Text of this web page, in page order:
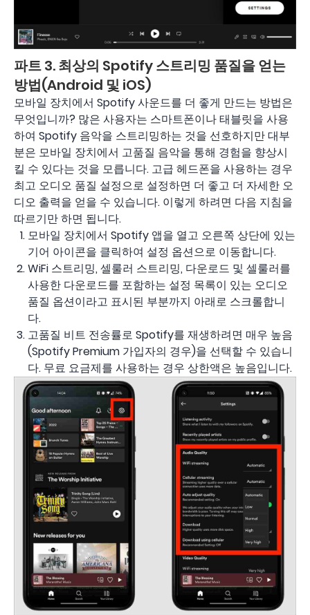
파트 3. 최상의 Spotify 스트리밍 품질을 얻는
방법(Android 및 iOS)
모바일 장치에서 Spotify 사운드를 더 좋게 만드는 방법은
무엇입니까? 많은 사용자는 스마트폰이나 태블릿을 사용
하여 Spotify 음악을 스트리밍하는 것을 선호하지만 대부
분은 모바일 장치에서 고품질 음악을 통해 경험을 향상시
킬 수 있다는 것을 모릅니다. 고급 헤드폰을 사용하는 경우
최고 오디오 품질 설정으로 설정하면 더 좋고 더 자세한 오
디오 출력을 얻을 수 있습니다. 이렇게 하려면 다음 지침을
따르기만 하면 됩니다.
모바일 장치에서 Spotify 앱을 열고 오른쪽 상단에 있는
기어 아이콘을 클릭하여 설정 옵션으로 이동합니다.
WiFi 스트리밍, 셀룰러 스트리밍, 다운로드 및 셀룰러를
사용한 다운로드를 포함하는 설정 목록이 있는 오디오
품질 옵션이라고 표시된 부분까지 아래로 스크롤합니
다.
고품질 비트 전송률로 Spotify를 재생하려면 매우 높음
(Spotify Premium 가입자의 경우)을 선택할 수 있습니
다. 무료 요금제를 사용하는 경우 상한액은 높음입니다.